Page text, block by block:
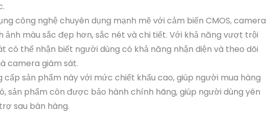
công nghệ chuyên dụng mạnh mẽ với cảm biến CMOS, camera
ảnh màu sắc đẹp hơn, sắc nét và chi tiết. Với khả năng vượt trội
có thể nhận biết người dùng có khả năng nhận diện và theo dõi
camera giám sát.
cấp sản phẩm này với mức chiết khấu cao, giúp người mua hàng
sản phẩm còn được bảo hành chính hãng, giúp người dùng yên
sau bán hàng.